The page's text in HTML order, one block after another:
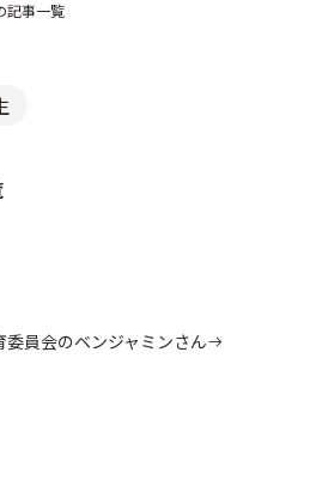
記事一覧
員会のベンジャミンさん